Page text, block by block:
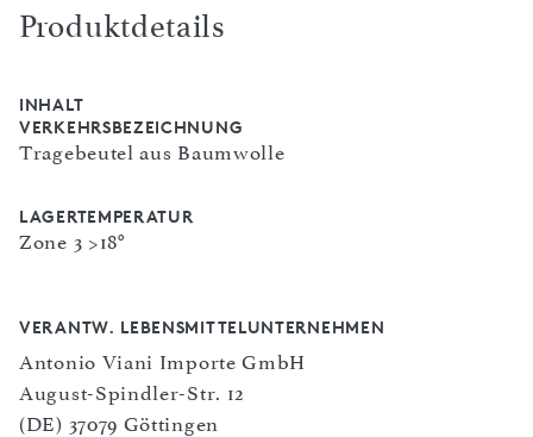
Produktdetails
INHALT
VERKEHRSBEZEICHNUNG
Tragebeutel aus Baumwolle
LAGERTEMPERATUR
Zone 3 >18°
VERANTW. LEBENSMITTELUNTERNEHMEN
Antonio Viani Importe GmbH
August-Spindler-Str. 12
(DE) 37079 Göttingen